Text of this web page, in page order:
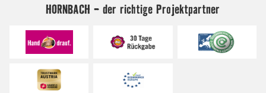
HORNBACH - der richtige Projektpartner